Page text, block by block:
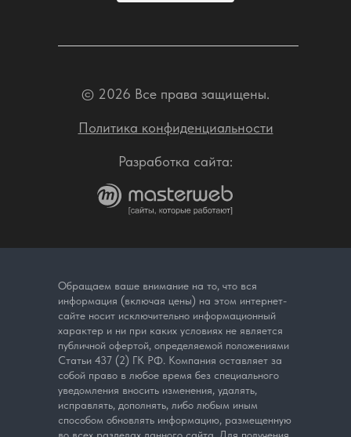
© 2026 Все права защищены.
Разработка сайта:
Политика конфиденциальности
Обращаем ваше внимание на то, что вся
информация (включая цены) на этом интернет-
сайте носит исключительно информационный
характер и ни при каких условиях не является
публичной офертой, определяемой положениями
Статьи 437 (2) ГК РФ. Компания оставляет за
собой право в любое время без специального
уведомления вносить изменения, удалять,
исправлять, дополнять, либо любым иным
способом обновлять информацию, размещенную
во всех разделах данного сайта. Для получения